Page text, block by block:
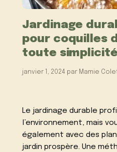
Jardinage
pour coquilles
toute simplicité
janvier 1, 2024 par Mamie
Le jardinage durable
l’environnement, mais
également avec des
jardin prospère. Une